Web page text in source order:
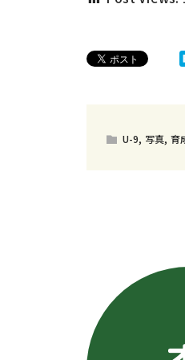
U-9, 写真, 育